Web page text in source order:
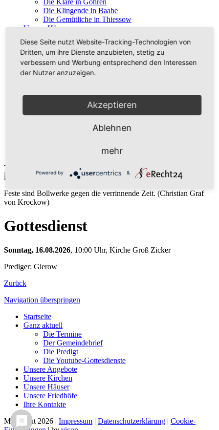
Die Klare in Göhren
Die Klingende in Baabe
Die Gemütliche in Thiessow
Unsere Häuser
Die Pfarrhäuser Groß Zicker und Middelhagen
Das Gemeindezentrum Sellin
Die Ferienhäuser in Groß Zicker
Unsere Friedhöfe
Die Gebührensatzung
Ihre Kontakte
Die Gemeindeleitung
Termine Leser
Feste sind Bollwerke gegen die verrinnende Zeit. (Christian Graf
von Krockow)
Gottesdienst
Sonntag, 16.08.2026, 10:00 Uhr, Kirche Groß Zicker
Prediger: Gierow
Zurück
Navigation überspringen
Startseite
Ganz aktuell
Die Termine
Der Gemeindebrief
Die Predigt
Die Youtube-Gottesdienste
Unsere Angebote
Unsere Kirchen
Unsere Häuser
Unsere Friedhöfe
Ihre Kontakte
Mönchgut 2026 | Impressum | Datenschutzerklärung | Cookie-
Diese Seite nutzt Website-Tracking-Technologien von
Dritten, um ihre Dienste anzubieten, stetig zu
verbessern und Werbung entsprechend den Interessen
der Nutzer anzuzeigen.
Akzeptieren
Ablehnen
mehr
Powered by &